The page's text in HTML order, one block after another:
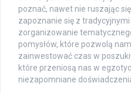
poznać, nawet nie ruszając
zapoznanie się z
zorganizowanie
pomysłów, które pozwolą
zainwestować czas w
które przeniosą nas w
niezapomniane